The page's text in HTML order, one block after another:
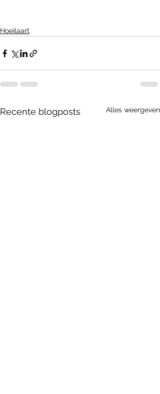
Hoeilaart
Recente blogposts Alles weergeven